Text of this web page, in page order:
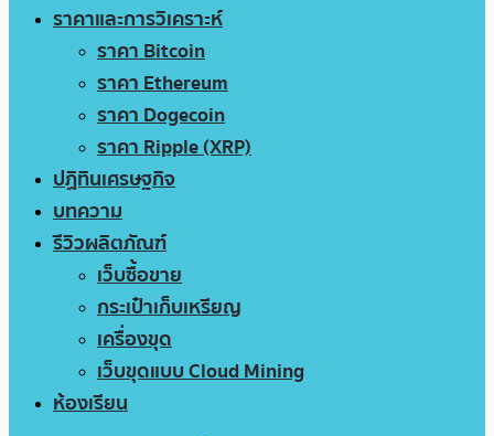
ราคาและการวิเคราะห์
ราคา Bitcoin
ราคา Ethereum
ราคา Dogecoin
ราคา Ripple (XRP)
ปฏิทินเศรษฐกิจ
บทความ
รีวิวผลิตภัณฑ์
เว็บซื้อขาย
กระเป๋าเก็บเหรียญ
เครื่องขุด
เว็บขุดแบบ Cloud Mining
ห้องเรียน